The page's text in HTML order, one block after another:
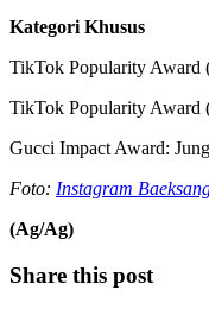
Kategori Khusus
TikTok Popularity Award
TikTok Popularity Award
Gucci Impact Award:
Foto: Instagram
(Ag/Ag)
Share this post